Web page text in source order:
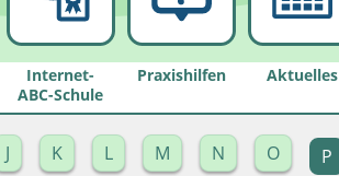
Internet-
ABC-Schule
Praxishilfen Aktuelles
J K L M N O P